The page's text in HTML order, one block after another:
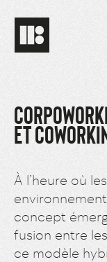
ET
À l’heure où
concept
fusion entre
ce modèle